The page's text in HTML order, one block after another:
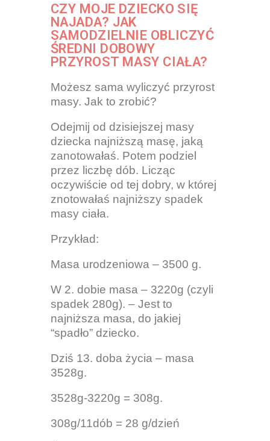
CZY MOJE DZIECKO SIĘ
NAJADA? JAK
SAMODZIELNIE OBLICZYĆ
ŚREDNI DOBOWY
PRZYROST MASY CIAŁA?
Możesz sama wyliczyć przyrost
masy. Jak to zrobić?
Odejmij od dzisiejszej masy
dziecka najniższą masę, jaką
zanotowałaś. Potem podziel
przez liczbę dób. Licząc
oczywiście od tej dobry, w której
znotowałaś najniższy spadek
masy ciała.
Przykład:
Masa urodzeniowa – 3500 g.
W 2. dobie masa – 3220g (czyli
spadek 280g). – Jest to
najniższa masa, do jakiej
“spadło” dziecko.
Dziś 13. doba życia – masa
3528g.
3528g-3220g = 308g.
308g/11dób = 28 g/dzień